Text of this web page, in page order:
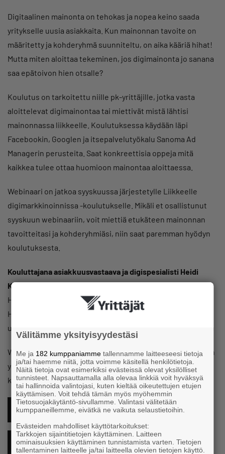
Digitaalinen mainonta on tehokas ja nopea keino saada
yritykselle uusia asiakkaita. Kun mainonnan tavoite on
määritetty ja kohderyhmä suunniteltu, on aika kääriä hihat!
Mutta miten aloittaa tekeminen, jos digimainonta jo sanana
saa epätoivon hien otsalle?
Koulutus on tarkoitettu niille pk-yrittäjille, jotka vasta
aloittelevat digimainontaa tai miettivät mistä lähtisi
mainonnassa liikkeelle. Koulutuksessa käydään läpi
Facebookin, Googlen ja itsepalvelutyökalu Sanoma Ad
Managerin perusteita. Saat konkreettisia oppeja mitä
kaikkea tulee ottaa huomioon mainontaa aloittaessa.
Webinaari on jatkoa syyskuussa järjestetylle Liikkeelle
digimarkkinoinnissa -koulutukselle. Mikäli et osallistunut
syyskuun webinaariin, voit miettiä etukäteen mainonnan
tavoitteitasi ja kohderyhmiäsi, niin saat paremman hyödyn
koulutuksesta.
Kouluttajana asiakkuusvastaava ja digispesialisti Heidi
Kurppa, Sanoma
Heidi Kurppa innostuu ihmisistä ja ongelmanratkaisusta.
Heidi heittäytyy, ideoi ja tuo näkökulmia boksin
ulkopuolelta.
Webinaari järjestetään Suomen Yrittäjien ja Sanoma Median
yhteistyönä ja se on avoin ja maksuton kaikille
kiinnostuneille.
ILMOITTAUDU TÄSTÄ MUKAAN
LISÄÄ KALENTERIIN
Välitämme yksityisyydestäsi
Me ja 182 kumppaniamme tallennamme laitteeseesi tietoja
ja/tai haemme niitä, jotta voimme käsitellä henkilötietoja.
Näitä tietoja ovat esimerkiksi evästeissä olevat yksilölliset
tunnisteet. Napsauttamalla alla olevaa linkkiä voit hyväksyä
tai hallinnoida valintojasi, kuten kieltää oikeutettujen etujen
käyttämisen. Voit tehdä tämän myös myöhemmin
Tietosuojakäytäntö-sivullamme. Valintasi välitetään
kumppaneillemme, eivätkä ne vaikuta selaustietoihin.
Evästeiden mahdolliset käyttötarkoitukset:
Tarkkojen sijaintitietojen käyttäminen. Laitteen
ominaisuuksien käyttäminen tunnistamista varten. Tietojen
tallentaminen laitteelle ja/tai laitteella olevien tietojen käyttö.